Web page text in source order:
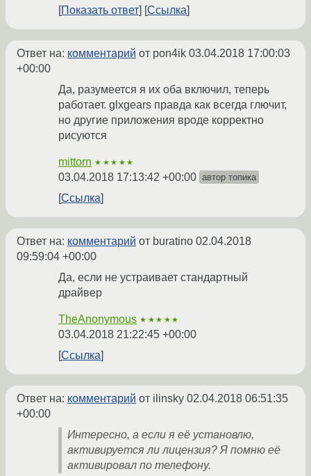
Показать ответ
Ссылка
Ответ на: комментарий от pon4ik 03.04.2018 17:00:03
+00:00
Да, разумеется я их оба включил, теперь
работает. glxgears правда как всегда глючит,
но другие приложения вроде корректно
рисуются
mittorn ★★★★★
03.04.2018 17:13:42 +00:00 автор топика
Ссылка
Ответ на: комментарий от buratino 02.04.2018
09:59:04 +00:00
Да, если не устраивает стандартный
драйвер
TheAnonymous ★★★★★
03.04.2018 21:22:45 +00:00
Ссылка
Ответ на: комментарий от ilinsky 02.04.2018 06:51:35
+00:00
Интересно, а если я её установлю,
активируется ли лицензия? Я помню её
активировал по телефону.